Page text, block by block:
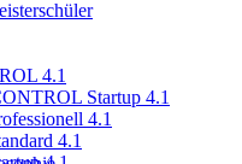
4.1
Startup 4.1
4.1
4.1